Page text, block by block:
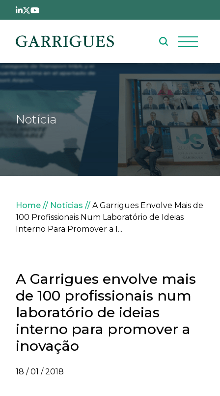
Passar para o conteúdo principal
Notícia
Navegação estrutural
Home Notícias
A Garrigues Envolve Mais de
100 Profissionais Num Laboratório de Ideias
Interno Para Promover a I...
A Garrigues envolve mais
de 100 profissionais num
laboratório de ideias
interno para promover a
inovação
18 / 01 / 2018